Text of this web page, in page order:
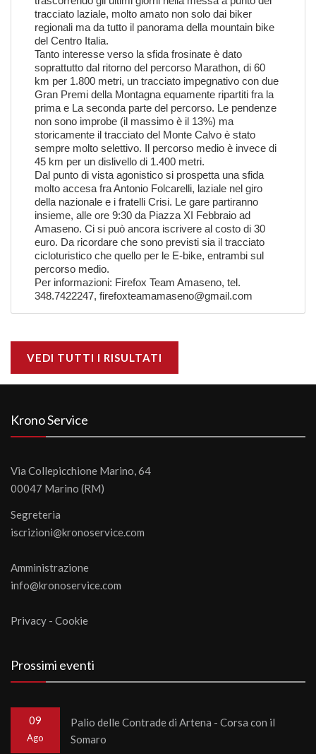
tracciato laziale, molto amato non solo dai biker
regionali ma da tutto il panorama della mountain bike
del Centro Italia.
Tanto interesse verso la sfida frosinate è dato
soprattutto dal ritorno del percorso Marathon, di 60
km per 1.800 metri, un tracciato impegnativo con due
Gran Premi della Montagna equamente ripartiti fra la
prima e La seconda parte del percorso. Le pendenze
non sono improbe (il massimo è il 13%) ma
storicamente il tracciato del Monte Calvo è stato
sempre molto selettivo. Il percorso medio è invece di
45 km per un dislivello di 1.400 metri.
Dal punto di vista agonistico si prospetta una sfida
molto accesa fra Antonio Folcarelli, laziale nel giro
della nazionale e i fratelli Crisi. Le gare partiranno
insieme, alle ore 9:30 da Piazza XI Febbraio ad
Amaseno. Ci si può ancora iscrivere al costo di 30
euro. Da ricordare che sono previsti sia il tracciato
cicloturistico che quello per le E-bike, entrambi sul
percorso medio.
Per informazioni: Firefox Team Amaseno, tel.
348.7422247, firefoxteamamaseno@gmail.com
VEDI TUTTI I RISULTATI
Krono Service
Via Collepicchione Marino, 64
00047 Marino (RM)
Segreteria
iscrizioni@kronoservice.com
Amministrazione
info@kronoservice.com
Privacy - Cookie
Prossimi eventi
09
Ago
Palio delle Contrade di Artena - Corsa con il
Somaro